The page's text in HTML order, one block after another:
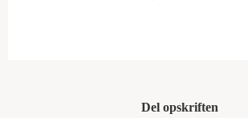
Del opskriften